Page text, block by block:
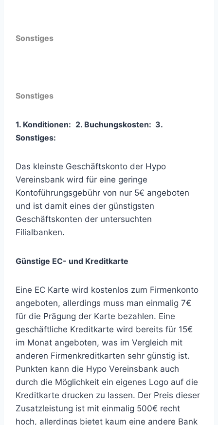
Sonstiges
Sonstiges
1. Konditionen: 2. Buchungskosten: 3.
Sonstiges:
Das kleinste Geschäftskonto der Hypo
Vereinsbank wird für eine geringe
Kontoführungsgebühr von nur 5€ angeboten
und ist damit eines der günstigsten
Geschäftskonten der untersuchten
Filialbanken.
Günstige EC- und Kreditkarte
Eine EC Karte wird kostenlos zum Firmenkonto
angeboten, allerdings muss man einmalig 7€
für die Prägung der Karte bezahlen. Eine
geschäftliche Kreditkarte wird bereits für 15€
im Monat angeboten, was im Vergleich mit
anderen Firmenkreditkarten sehr günstig ist.
Punkten kann die Hypo Vereinsbank auch
durch die Möglichkeit ein eigenes Logo auf die
Kreditkarte drucken zu lassen. Der Preis dieser
Zusatzleistung ist mit einmalig 500€ recht
hoch, allerdings bietet kaum eine andere Bank